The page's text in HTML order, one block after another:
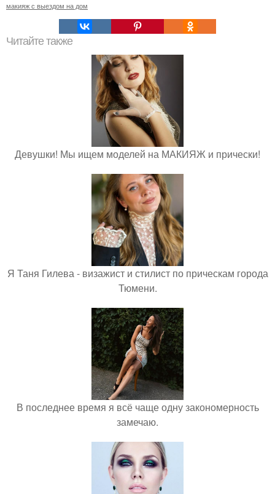
макияж с выездом на дом
Читайте также
Девушки! Мы ищем моделей на МАКИЯЖ и прически!
Я Таня Гилева - визажист и стилист по прическам города
Тюмени.
В последнее время я всё чаще одну закономерность
замечаю.